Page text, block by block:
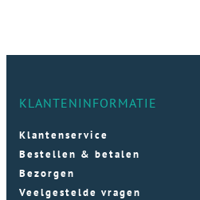
KLANTENINFORMATIE
Klantenservice
Bestellen & betalen
Bezorgen
Veelgestelde vragen